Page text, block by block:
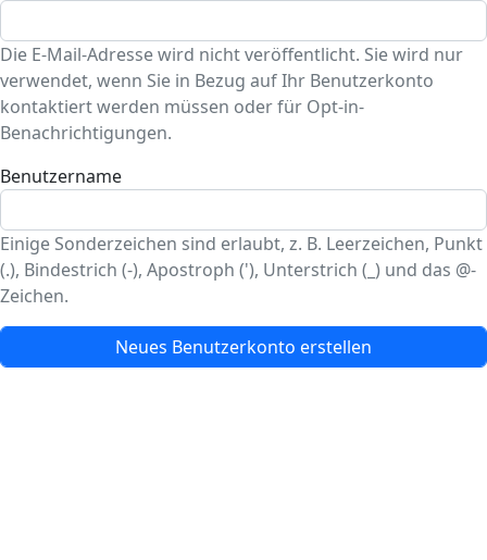
Die E-Mail-Adresse wird nicht veröffentlicht. Sie wird nur
verwendet, wenn Sie in Bezug auf Ihr Benutzerkonto
kontaktiert werden müssen oder für Opt-in-
Benachrichtigungen.
Benutzername
Einige Sonderzeichen sind erlaubt, z. B. Leerzeichen, Punkt
(.), Bindestrich (-), Apostroph ('), Unterstrich (_) und das @-
Zeichen.